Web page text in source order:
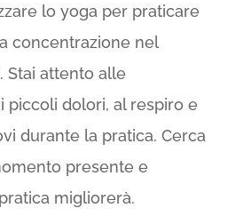
lo yoga per praticare
concentrazione nel
Stai attento alle
piccoli dolori, al respiro e
durante la pratica. Cerca
presente e
migliorerà.